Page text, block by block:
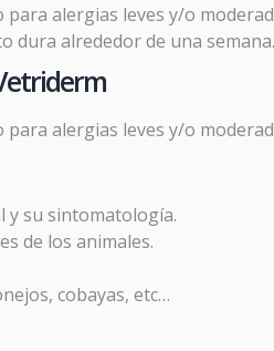
alergias leves y/o
dura alrededor de una
alergias leves y/o
y su sintomatología.
de los animales.
cobayas, etc…